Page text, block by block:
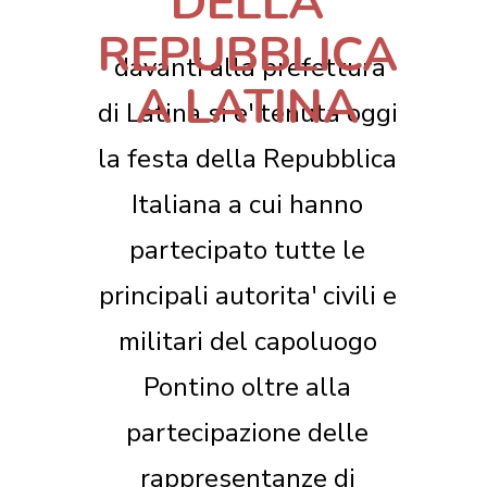
REPUBBLICA
A LATINA
davanti alla prefettura
di Latina si e' tenuta oggi
la festa della Repubblica
Italiana a cui hanno
partecipato tutte le
principali autorita' civili e
militari del capoluogo
Pontino oltre alla
partecipazione delle
rappresentanze di